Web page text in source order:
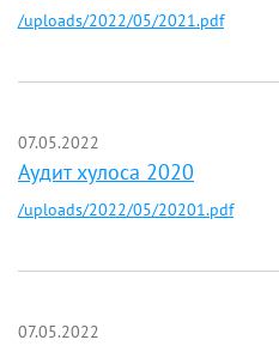
/uploads/2022/05/2021.pdf
07.05.2022
Аудит хулоса 2020
/uploads/2022/05/20201.pdf
07.05.2022